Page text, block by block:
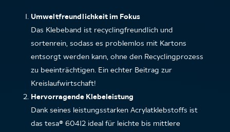
Umweltfreundlichkeit im Fokus
Das Klebeband ist recyclingfreundlich und
sortenrein, sodass es problemlos mit Kartons
entsorgt werden kann, ohne den Recyclingprozess
zu beeinträchtigen. Ein echter Beitrag zur
Kreislaufwirtschaft!
Hervorragende Klebeleistung
Dank seines leistungsstarken Acrylatklebstoffs ist
das tesa® 60412 ideal für leichte bis mittlere